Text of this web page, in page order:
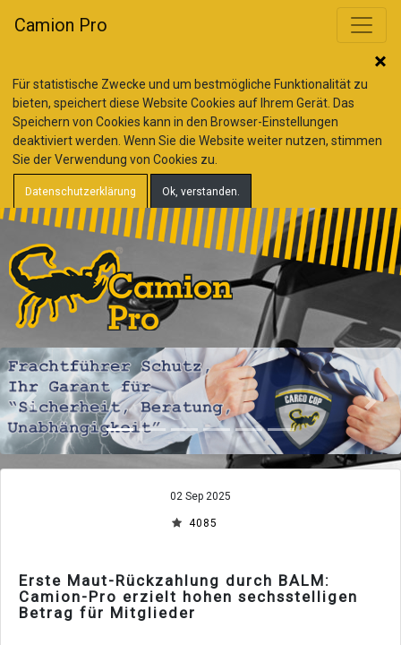
Für statistische Zwecke und um bestmögliche Funktionalität zu
bieten, speichert diese Website Cookies auf Ihrem Gerät. Das
Speichern von Cookies kann in den Browser-Einstellungen
deaktiviert werden. Wenn Sie die Website weiter nutzen, stimmen
Sie der Verwendung von Cookies zu.
Datenschutzerklärung Ok, verstanden.
Camion Pro
Zurück Vor
02 Sep 2025
4085
Erste Maut-Rückzahlung durch BALM:
Camion-Pro erzielt hohen sechsstelligen
Betrag für Mitglieder